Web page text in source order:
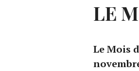
LE
Le Mois